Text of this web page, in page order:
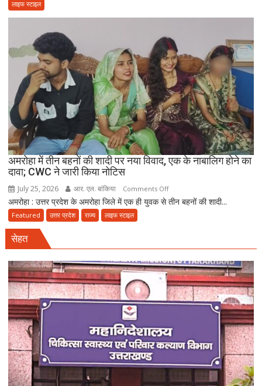
दिल्ली
रेड,
₹25
लाख
रंगदारी
गैंग
गिरफ्तार
लाइफ स्टाइल
अमरोहा में तीन बहनों की शादी पर नया विवाद, एक के नाबालिग होने का
दावा; CWC ने जारी किया नोटिस
July 25, 2026 आर. एल. बांकिया Comments Offon
अमरोहा
शादी
पर
नया
विवाद,
के
नाबालिग
का
दावा;
अमरोहा : उत्तर प्रदेश के अमरोहा जिले में एक ही युवक से तीन बहनों की शादी...
Featured उत्तर प्रदेश राज्य लाइफ स्टाइल
सेहत